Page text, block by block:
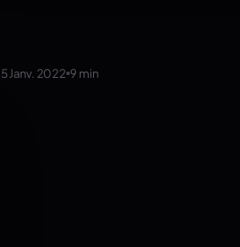
5 Janv. 2022 9 min